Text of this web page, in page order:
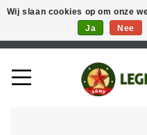
Welkom in onze webshop! Als
vinden in de
Wij slaan cookies op om onze
Ja
Nee